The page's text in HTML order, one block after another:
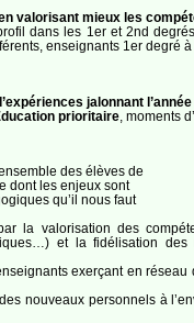
valorisant mieux les
dans les 1er et 2nd
enseignants 1er
jalonnant l’année
prioritaire, moments
des élèves de
dont les enjeux sont
qu’il nous faut
la valorisation des
et la fidélisation
exerçant en
nouveaux personnels à